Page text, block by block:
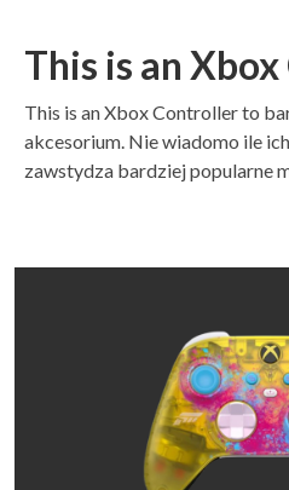
This is an
This is an Xbox Controller to
akcesorium. Nie wiadomo ile
zawstydza bardziej popularne